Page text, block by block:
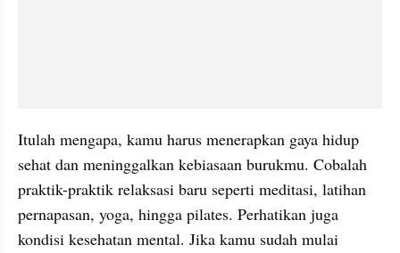
Itulah mengapa, kamu harus menerapkan gaya hidup
sehat dan meninggalkan kebiasaan burukmu. Cobalah
praktik-praktik relaksasi baru seperti meditasi, latihan
pernapasan, yoga, hingga pilates. Perhatikan juga
kondisi kesehatan mental. Jika kamu sudah mulai